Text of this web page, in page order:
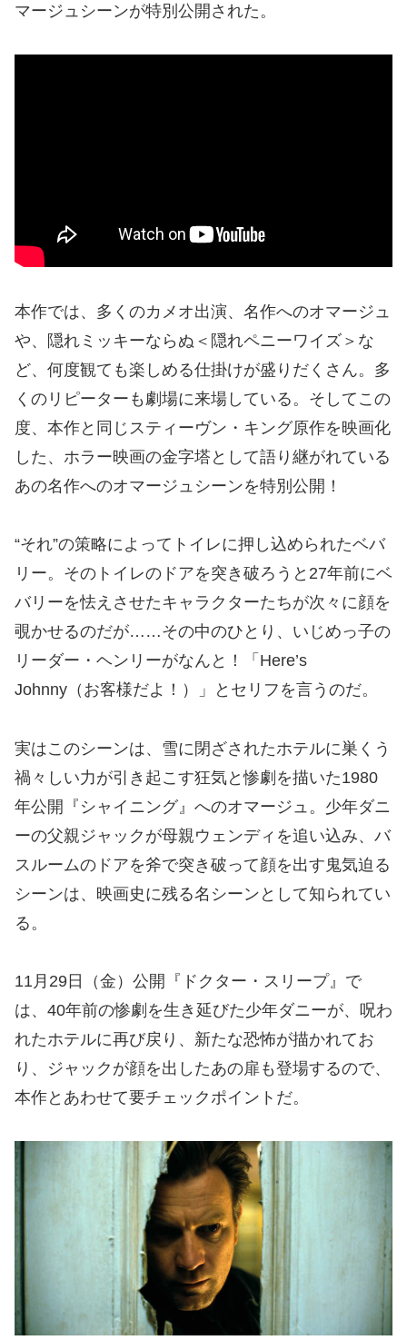
マージュシーンが特別公開された。
本作では、多くのカメオ出演、名作へのオマージュ
や、隠れミッキーならぬ＜隠れペニーワイズ＞な
ど、何度観ても楽しめる仕掛けが盛りだくさん。多
くのリピーターも劇場に来場している。そしてこの
度、本作と同じスティーヴン・キング原作を映画化
した、ホラー映画の金字塔として語り継がれている
あの名作へのオマージュシーンを特別公開！
“それ”の策略によってトイレに押し込められたベバ
リー。そのトイレのドアを突き破ろうと27年前にベ
バリーを怯えさせたキャラクターたちが次々に顔を
覗かせるのだが……その中のひとり、いじめっ子の
リーダー・ヘンリーがなんと！「Here’s
Johnny（お客様だよ！）」とセリフを言うのだ。
実はこのシーンは、雪に閉ざされたホテルに巣くう
禍々しい力が引き起こす狂気と惨劇を描いた1980
年公開『シャイニング』へのオマージュ。少年ダニ
ーの父親ジャックが母親ウェンディを追い込み、バ
スルームのドアを斧で突き破って顔を出す鬼気迫る
シーンは、映画史に残る名シーンとして知られてい
る。
11月29日（金）公開『ドクター・スリープ』で
は、40年前の惨劇を生き延びた少年ダニーが、呪わ
れたホテルに再び戻り、新たな恐怖が描かれてお
り、ジャックが顔を出したあの扉も登場するので、
本作とあわせて要チェックポイントだ。